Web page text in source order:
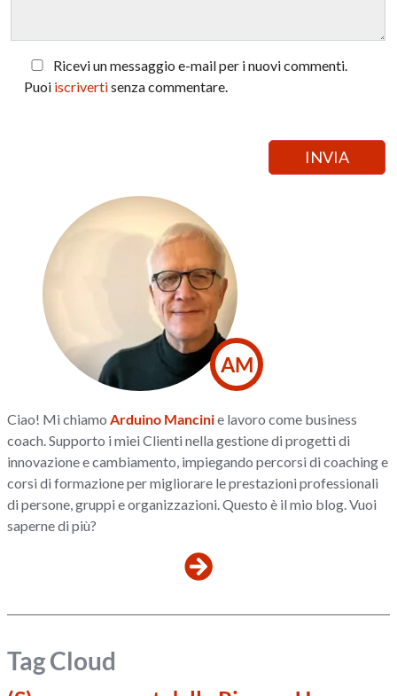
Ricevi un messaggio e-mail per i nuovi commenti.
Puoi iscrivertisenza commentare.
AM
Ciao! Mi chiamoArduino Mancinie lavoro come business
coach. Supporto i miei Clienti nella gestione di progetti di
innovazione e cambiamento, impiegando percorsi di coaching e
corsi di formazione per migliorare le prestazioni professionali
di persone, gruppi e organizzazioni. Questo è il mio blog. Vuoi
saperne di più?
Tag Cloud